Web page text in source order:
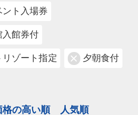
ト入場券
入館券付
ゾート指定 夕朝食付
格の高い順 人気順